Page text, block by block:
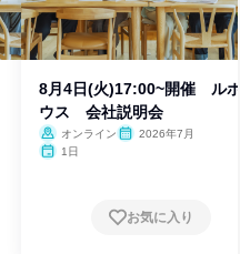
8月4日(火)17:00~開催 ル
ウス 会社説明会
オンライン
2026年7月
1日
お気に入り